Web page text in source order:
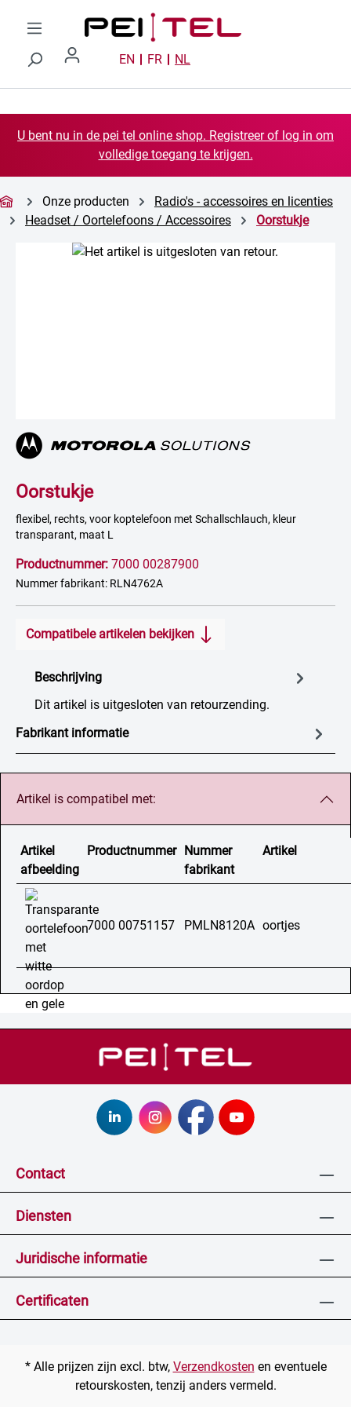
Ga naar de hoofdinhoud
EN FR NL
U bent nu in de pei tel online shop. Registreer of log in om
volledige toegang te krijgen.
Onze producten
Radio's - accessoires en licenties
Headset / Oortelefoons / Accessoires
Oorstukje
Afbeeldingengalerij overslaan
Oorstukje
flexibel, rechts, voor koptelefoon met Schallschlauch, kleur
transparant, maat L
Productnummer: 7000 00287900
Nummer fabrikant: RLN4762A
Compatibele artikelen bekijken
Beschrijving
Dit artikel is uitgesloten van retourzending.
Fabrikant informatie
Artikel is compatibel met:
Artikel
afbeelding
Productnummer Nummer
fabrikant
Artikel
7000 00751157 PMLN8120A oortjes
Contact
Diensten
Juridische informatie
Certificaten
* Alle prijzen zijn excl. btw, Verzendkosten en eventuele
retourskosten, tenzij anders vermeld.